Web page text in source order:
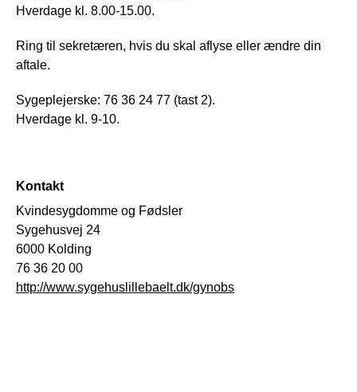
Hverdage kl. 8.00-15.00.
Ring til sekretæren, hvis du skal aflyse eller ændre din
aftale.
Sygeplejerske: 76 36 24 77 (tast 2).
Hverdage kl. 9-10.
Kontakt
Kvindesygdomme og Fødsler
Sygehusvej 24
6000 Kolding
76 36 20 00
http://www.sygehuslillebaelt.dk/gynobs